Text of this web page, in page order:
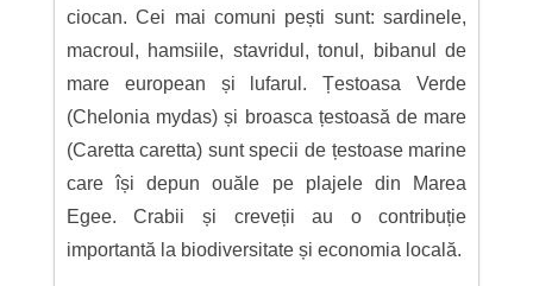
ciocan. Cei mai comuni pești sunt: sardinele,
macroul, hamsiile, stavridul, tonul, bibanul de
mare european și lufarul. Țestoasa Verde
(Chelonia mydas) și broasca țestoasă de mare
(Caretta caretta) sunt specii de țestoase marine
care își depun ouăle pe plajele din Marea
Egee. Crabii și creveții au o contribuție
importantă la biodiversitate și economia locală.